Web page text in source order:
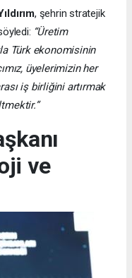
, şehrin stratejik
“Üretim
Türk ekonomisinin
üyelerimizin her
iş birliğini artırmak
ve